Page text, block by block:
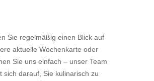
Sie regelmäßig einen Blick auf
aktuelle Wochenkarte oder
Sie uns einfach – unser Team
sich darauf, Sie kulinarisch zu